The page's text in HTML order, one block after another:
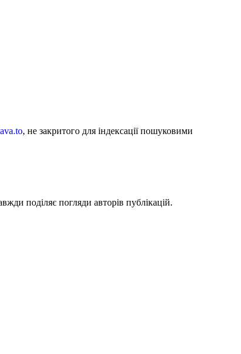
, не закритого для індексації пошуковими
поділяє погляди авторів публікацій.